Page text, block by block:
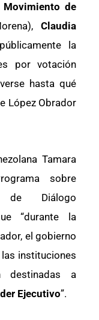
Movimiento de
Claudia
la
por votación
hasta qué
López Obrador
Tamara
sobre
Diálogo
“durante la
el gobierno
instituciones
destinadas a
Ejecutivo”.